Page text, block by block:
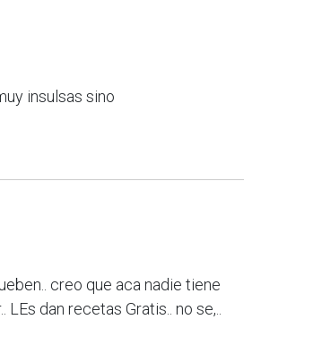
insulsas sino
creo que aca nadie tiene
dan recetas Gratis.. no se,..